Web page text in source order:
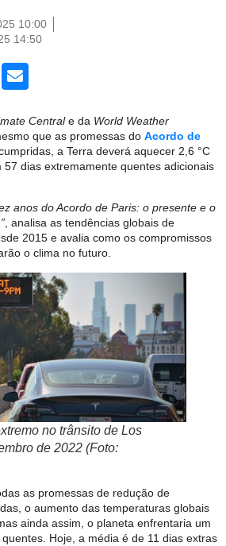
10:00
14:50
Centrale da World Weather
que as promessas do Acordo de
a Terra deverá aquecer 2,6 °C
dias extremamente quentes adicionais
anos do Acordo de Paris: o presente e o
”, analisa as tendências globais de
2015 e avalia como os compromissos
o clima no futuro.
no trânsito de Los
de 2022 (Foto:
as promessas de redução de
o aumento das temperaturas globais
ainda assim, o planeta enfrentaria um
Hoje, a média é de 11 dias extras